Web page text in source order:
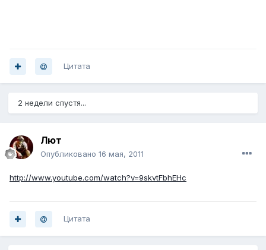
Цитата
2 недели спустя...
Лют
Опубликовано 16 мая, 2011
http://www.youtube.com/watch?v=9skvtFbhEHc
Цитата